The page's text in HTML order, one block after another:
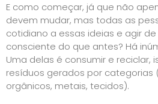
E como começar, já que não
devem mudar, mas todas as
cotidiano a essas ideias e agir
consciente do que antes? Há
Uma delas é consumir e reciclar,
resíduos gerados por categorias
orgânicos, metais, tecidos).